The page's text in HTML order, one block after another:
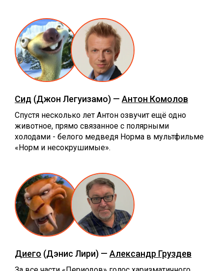
Сид (Джон Легуизамо) — Антон Комолов
Спустя несколько лет Антон озвучит ещё одно
животное, прямо связанное с полярными
холодами - белого медведя Норма в мультфильме
«Норм и несокрушимые».
Диего (Дэнис Лири) — Александр Груздев